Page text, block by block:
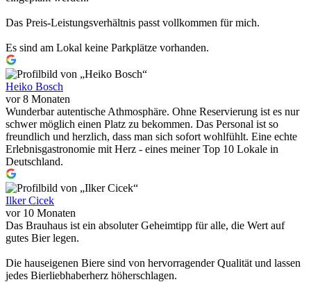
Das Preis-Leistungsverhältnis passt vollkommen für mich.
Es sind am Lokal keine Parkplätze vorhanden.
Heiko Bosch
vor 8 Monaten
Wunderbar autentische Athmosphäre. Ohne Reservierung ist es nur
schwer möglich einen Platz zu bekommen. Das Personal ist so
freundlich und herzlich, dass man sich sofort wohlfühlt. Eine echte
Erlebnisgastronomie mit Herz - eines meiner Top 10 Lokale in
Deutschland.
Ilker Cicek
vor 10 Monaten
Das Brauhaus ist ein absoluter Geheimtipp für alle, die Wert auf
gutes Bier legen.
Die hauseigenen Biere sind von hervorragender Qualität und lassen
jedes Bierliebhaberherz höherschlagen.